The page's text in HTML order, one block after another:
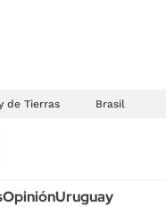
de Tierras Brasil
OpiniónUruguay